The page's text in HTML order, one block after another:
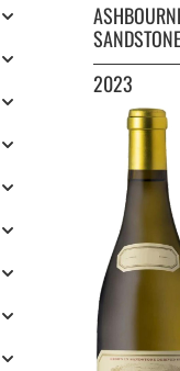
SANDSTONE
2023